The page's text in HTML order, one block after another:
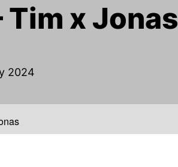
x Jonas
2024